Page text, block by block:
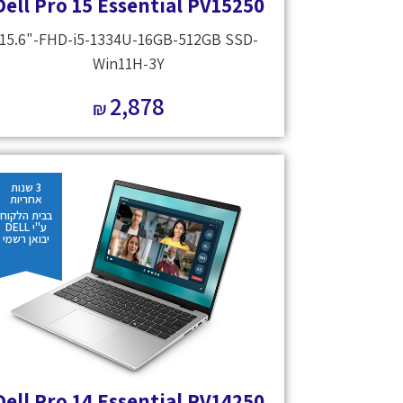
FHD-i5-1334U-16GB-512GB SSD-
Win11H-3Y
₪2,878
3 שנות
אחריות
בבית הלקוח
ע"י DELL
יבואן רשמי